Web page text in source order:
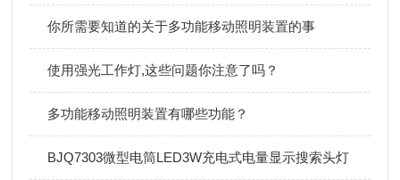
你所需要知道的关于多功能移动照明装置的事
使用强光工作灯,这些问题你注意了吗？
多功能移动照明装置有哪些功能？
BJQ7303微型电筒LED3W充电式电量显示搜索头灯